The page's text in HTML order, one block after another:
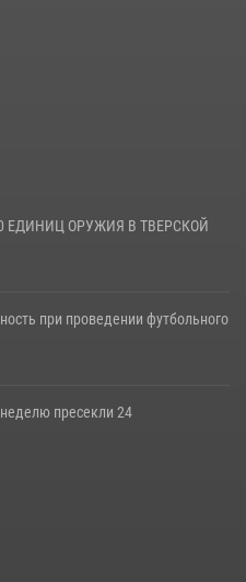
комплексные
ЕДИНИЦ ОРУЖИЯ В ТВЕРСКОЙ
при проведении футбольного
пресекли 24